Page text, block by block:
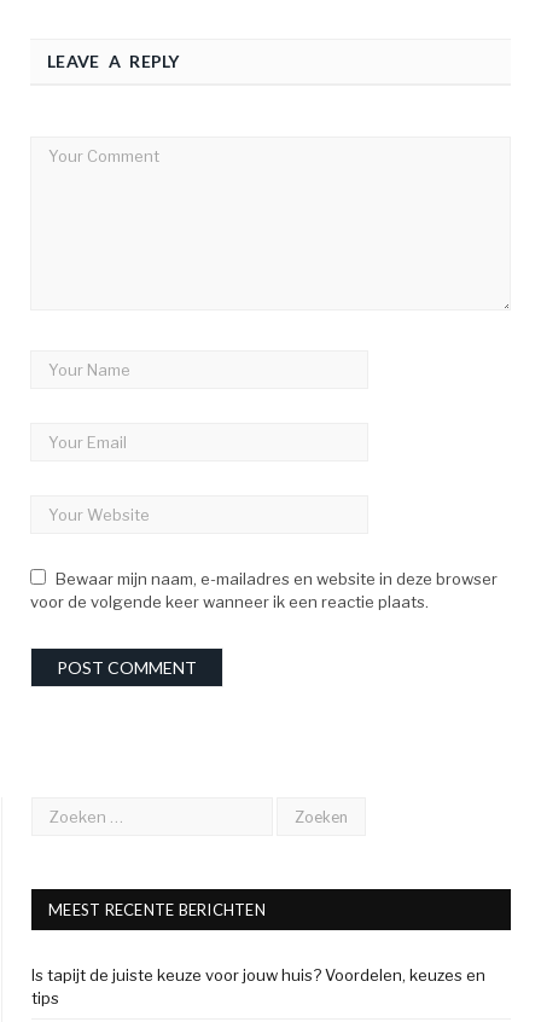
LEAVE A REPLY
Bewaar mijn naam, e-mailadres en website in deze browser
voor de volgende keer wanneer ik een reactie plaats.
MEEST RECENTE BERICHTEN
Is tapijt de juiste keuze voor jouw huis? Voordelen, keuzes en
tips